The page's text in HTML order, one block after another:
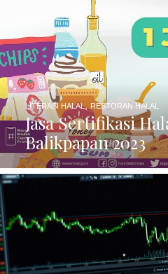
Jasa Sertifikasi
Balikpapan 2023
LITERASI HALAL, RESTORAN HALAL